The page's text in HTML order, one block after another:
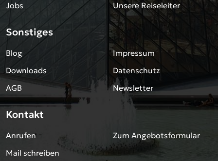
Jobs Unsere Reiseleiter
Sonstiges
Blog
Downloads
AGB
Impressum
Datenschutz
Newsletter
Kontakt
Anrufen
Mail schreiben
Zum Angebotsformular